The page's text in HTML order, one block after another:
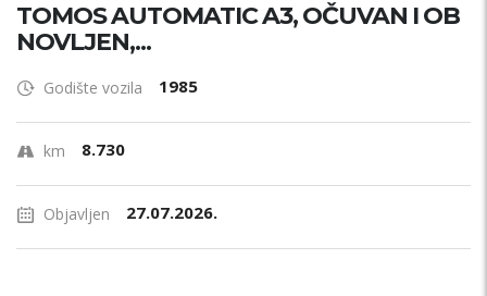
TOMOS AUTOMATIC A3, OČUVAN I OB
NOVLJEN,...
Godište vozila 1985
km 8.730
Objavljen 27.07.2026.